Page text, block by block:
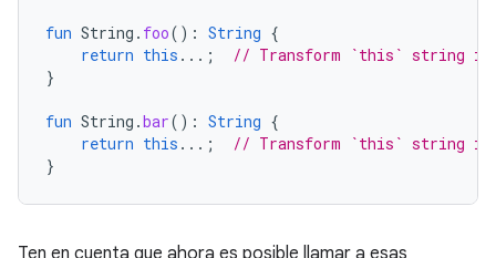
fun String . foo(): String {
return this ...;
// Transform `this` string in
}
fun String .bar(): String {
return this ...;
// Transform `this` string in
}
Ten en cuenta que ahora es posible llamar a esas